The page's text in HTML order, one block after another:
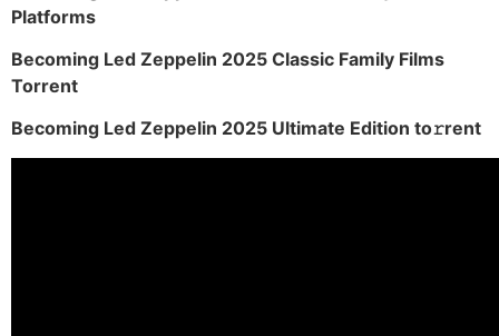
Platforms
Becoming Led Zeppelin 2025 Classic Family Films
Torrent
Becoming Led Zeppelin 2025 Ultimate Edition to𝚛rent